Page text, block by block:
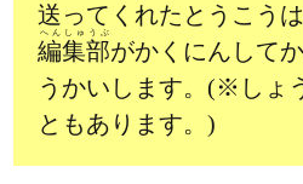
送ってくれたとうこう
編集部
へんしゅうぶ
がかくにんして
うかいします。(※しょ
ともあります。)